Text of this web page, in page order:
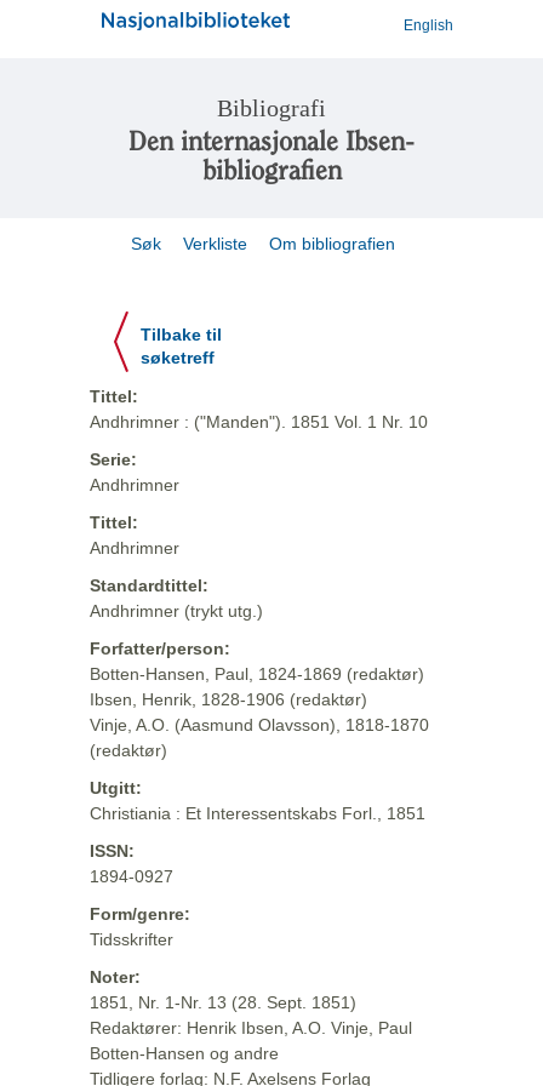
English
Bibliografi
Den internasjonale Ibsen-
bibliografien
Søk Verkliste Om bibliografien
Tilbake til
søketreff
Tittel:
Andhrimner : ("Manden"). 1851 Vol. 1 Nr. 10
Serie:
Andhrimner
Tittel:
Andhrimner
Standardtittel:
Andhrimner (trykt utg.)
Forfatter/person:
Botten-Hansen, Paul, 1824-1869 (redaktør)
Ibsen, Henrik, 1828-1906 (redaktør)
Vinje, A.O. (Aasmund Olavsson), 1818-1870
(redaktør)
Utgitt:
Christiania : Et Interessentskabs Forl., 1851
ISSN:
1894-0927
Form/genre:
Tidsskrifter
Noter:
1851, Nr. 1-Nr. 13 (28. Sept. 1851)
Redaktører: Henrik Ibsen, A.O. Vinje, Paul
Botten-Hansen og andre
Tidligere forlag: N.F. Axelsens Forlag